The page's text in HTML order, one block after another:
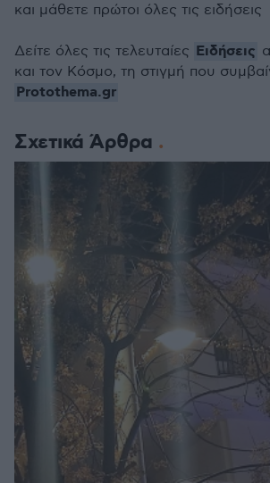
Σχετικά Άρθρα
και μάθετε πρώτοι όλες τις ειδήσεις
Δείτε όλες τις τελευταίες Ειδήσεις
και τον Κόσμο, τη στιγμή που
Protothema.gr